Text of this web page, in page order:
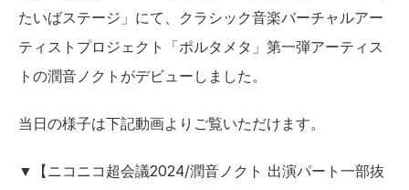
たいばステージ」にて、クラシック音楽バーチャルアー
ティストプロジェクト「ポルタメタ」第一弾アーティス
トの潤音ノクトがデビューしました。
当日の様子は下記動画よりご覧いただけます。
▼【ニコニコ超会議2024/潤音ノクト 出演パート一部抜